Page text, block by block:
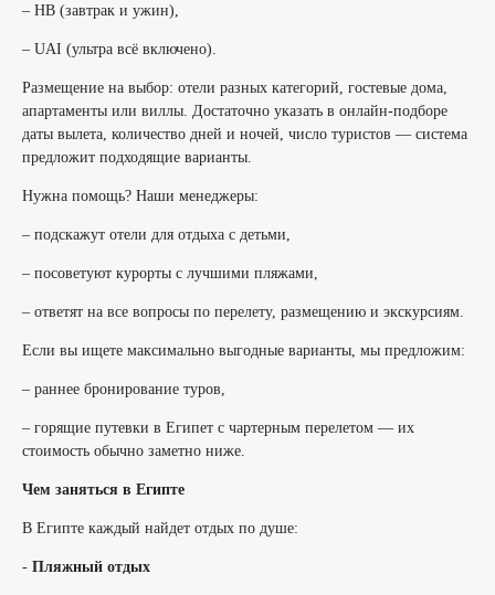
– HB (завтрак и ужин),
– UAI (ультра всё включено).
Размещение на выбор: отели разных категорий, гостевые дома,
апартаменты или виллы. Достаточно указать в онлайн-подборе
даты вылета, количество дней и ночей, число туристов — система
предложит подходящие варианты.
Нужна помощь? Наши менеджеры:
– подскажут отели для отдыха с детьми,
– посоветуют курорты с лучшими пляжами,
– ответят на все вопросы по перелету, размещению и экскурсиям.
Если вы ищете максимально выгодные варианты, мы предложим:
– раннее бронирование туров,
– горящие путевки в Египет с чартерным перелетом — их
стоимость обычно заметно ниже.
Чем заняться в Египте
В Египте каждый найдет отдых по душе:
- Пляжный отдых